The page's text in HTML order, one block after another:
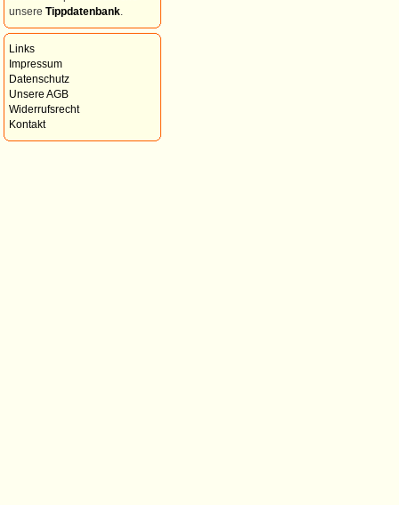
unsere Tippdatenbank
Links
Impressum
Datenschutz
Unsere AGB
Widerrufsrecht
Kontakt